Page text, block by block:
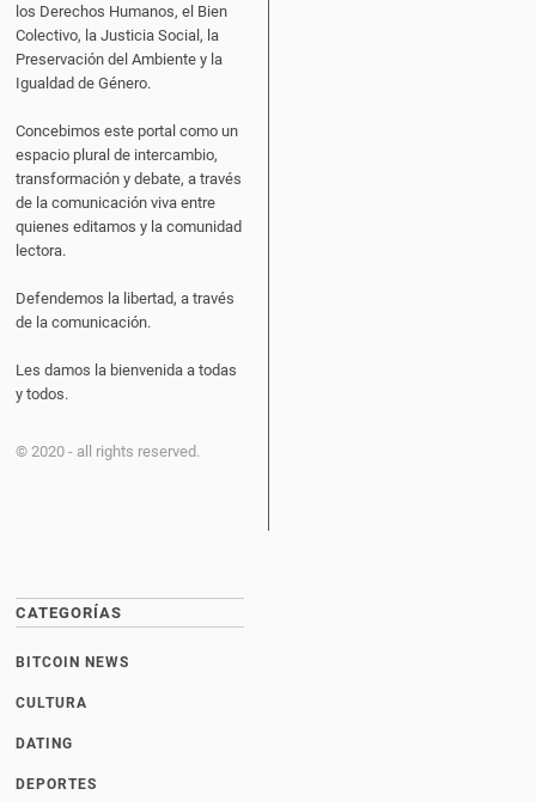
los Derechos Humanos, el Bien
Colectivo, la Justicia Social, la
Preservación del Ambiente y la
Igualdad de Género.
Concebimos este portal como un
espacio plural de intercambio,
transformación y debate, a través
de la comunicación viva entre
quienes editamos y la comunidad
lectora.
Defendemos la libertad, a través
de la comunicación.
Les damos la bienvenida a todas
y todos.
© 2020 - all rights reserved.
CATEGORÍAS
BITCOIN NEWS
CULTURA
DATING
DEPORTES